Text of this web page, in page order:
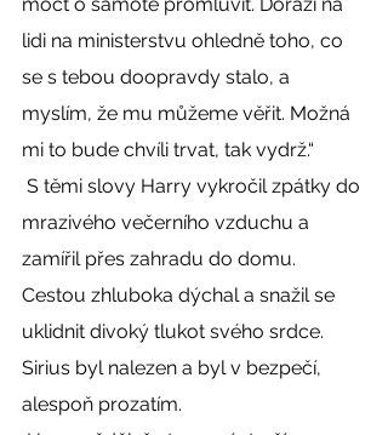
lidi na ministerstvu ohledně toho, co
se s tebou doopravdy stalo, a
myslím, že mu můžeme věřit. Možná
mi to bude chvíli trvat, tak vydrž.“
mrazivého večerního vzduchu a
zamířil přes zahradu do domu.
Cestou zhluboka dýchal a snažil se
uklidnit divoký tlukot svého srdce.
Sirius byl nalezen a byl v bezpečí,
alespoň prozatím.